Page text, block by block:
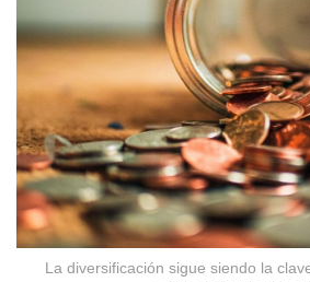
La diversificación sigue siendo la